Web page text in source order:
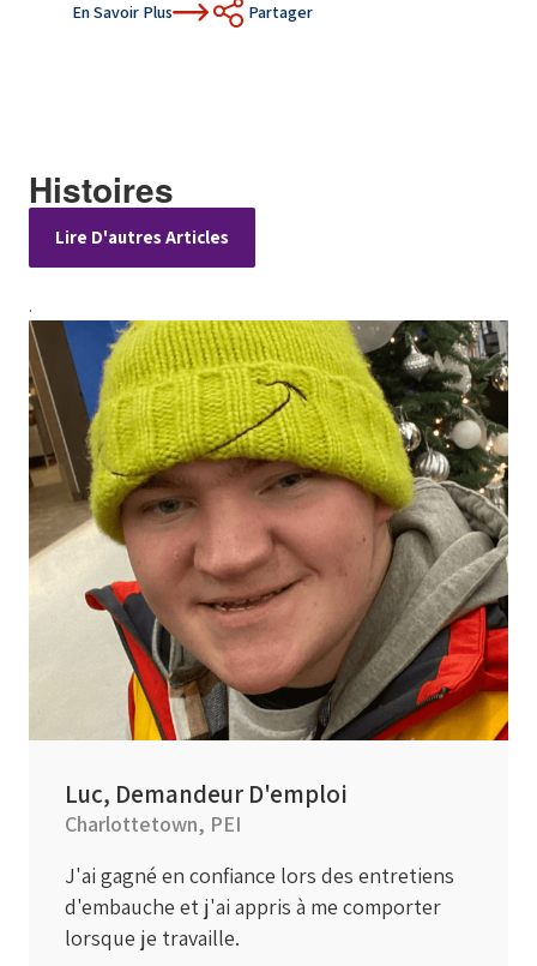
En Savoir Plus Partager
Histoires
Lire D'autres Articles
.
                        print_r($story) ;
Luc, Demandeur D'emploi
Charlottetown, PEI
J'ai gagné en confiance lors des entretiens
d'embauche et j'ai appris à me comporter
lorsque je travaille.